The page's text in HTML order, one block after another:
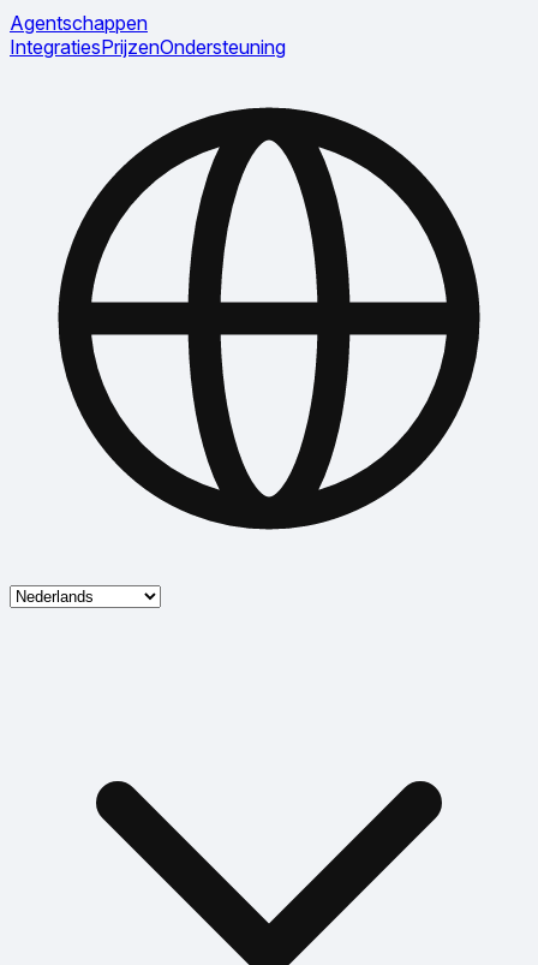
Agentschappen
IntegratiesPrijzenOndersteuning